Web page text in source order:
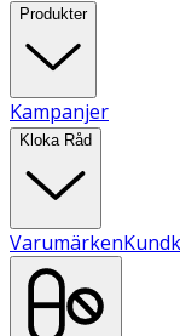
Produkter
Kampanjer
Kloka Råd
Varumärken